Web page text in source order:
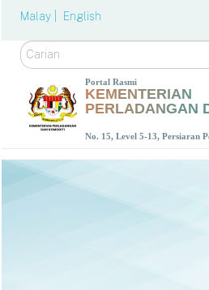
Malay | English
Carian
Portal Rasmi
KEMENTERIAN
PERLADANGAN
No. 15, Level 5-13, Persiaran